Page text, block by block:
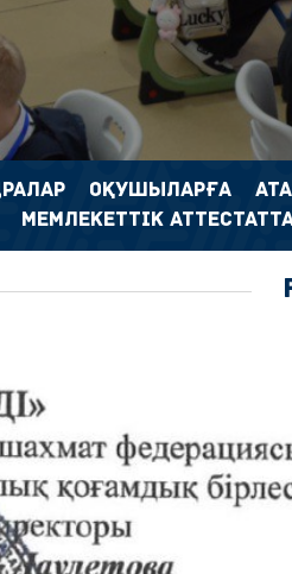
ОҚУШЫЛАРҒА
МЕМЛЕКЕТТІК